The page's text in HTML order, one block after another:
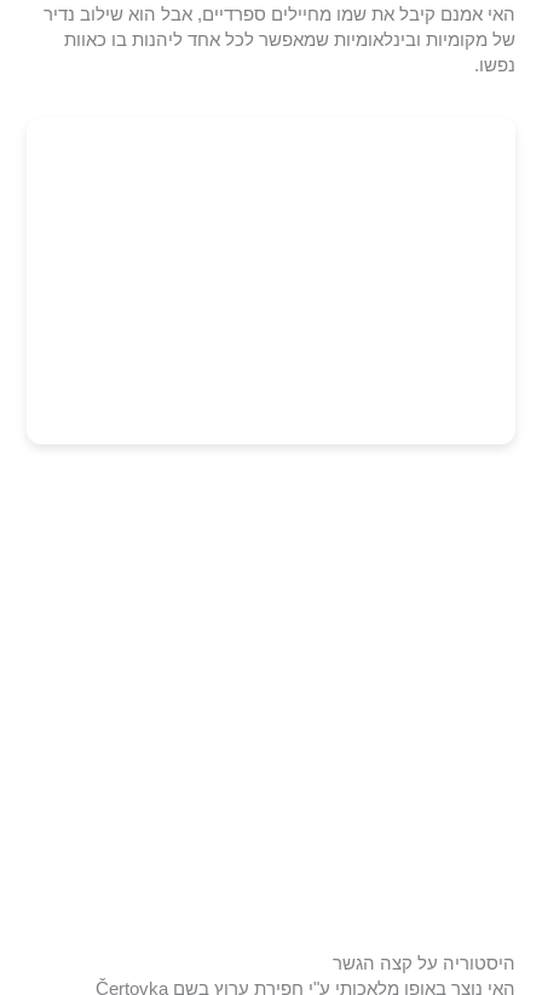
האי אמנם קיבל את שמו מחיילים ספרדיים, אבל הוא שילוב נדיר
של מקומיות ובינלאומיות שמאפשר לכל אחד ליהנות בו כאוות
נפשו.
היסטוריה על קצה הגשר
האי נוצר באופן מלאכותי ע"י חפירת ערוץ בשם Čertovka